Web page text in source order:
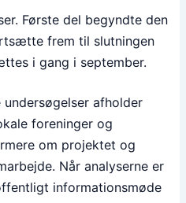
Første del begyndte den
frem til slutningen
i gang i september.
afholder
foreninger og
om projektet og
Når analyserne er
informationsmøde